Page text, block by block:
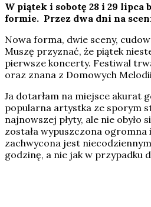
W piątek i sobotę 28 i 29
formie. Przez dwa dni na
Nowa forma, dwie sceny,
Muszę przyznać, że piątek
pierwsze koncerty. Festiwal
oraz znana z Domowych
Ja dotarłam na miejsce akurat
popularna artystka ze sporym
najnowszej płyty, ale nie obyło
została wypuszczona ogromna
zachwycona jest
godzinę, a nie jak w przypadku